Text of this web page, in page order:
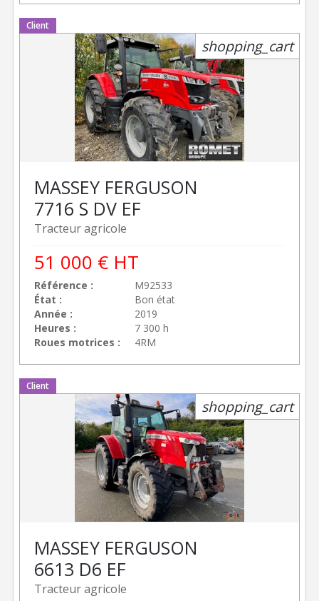
Client
Tracteur agricole
MASSEY FERGUSON
7716 S DV EF
Référence
M92533
État
Bon état
Année
2019
Heures
7 300 h
Roues motrices
4RM
51 000 € HT
shopping_cart
Client
Tracteur agricole
MASSEY FERGUSON
6613 D6 EF
shopping_cart